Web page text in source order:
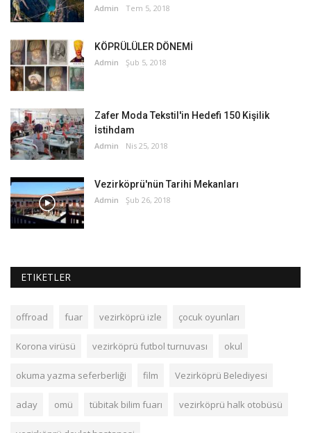
Admin Tem 5, 2018
KÖPRÜLÜLER DÖNEMİ
Admin Şub 5, 2018
Zafer Moda Tekstil'in Hedefi 150 Kişilik
İstihdam
Admin Nis 25, 2018
Vezirköprü'nün Tarihi Mekanları
Admin Şub 26, 2018
ETIKETLER
offroad fuar vezirköprü izle çocuk oyunları
Korona virüsü vezirköprü futbol turnuvası okul
okuma yazma seferberliği film Vezirköprü Belediyesi
aday omü tübitak bilim fuarı vezirköprü halk otobüsü